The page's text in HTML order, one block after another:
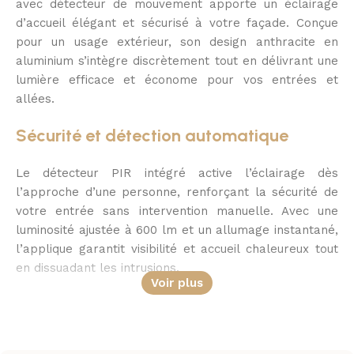
avec détecteur de mouvement apporte un éclairage
d’accueil élégant et sécurisé à votre façade. Conçue
pour un usage extérieur, son design anthracite en
aluminium s’intègre discrètement tout en délivrant une
lumière efficace et économe pour vos entrées et
allées.
Sécurité et détection automatique
Le détecteur PIR intégré active l’éclairage dès
l’approche d’une personne, renforçant la sécurité de
votre entrée sans intervention manuelle. Avec une
luminosité ajustée à 600 lm et un allumage instantané,
l’applique garantit visibilité et accueil chaleureux tout
en dissuadant les intrusions.
Voir plus